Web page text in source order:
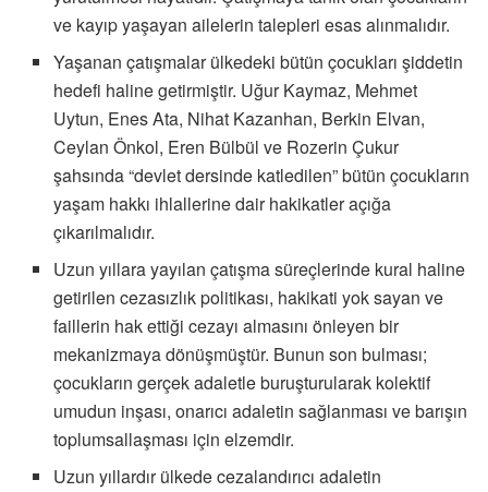
ve kayıp yaşayan ailelerin talepleri esas alınmalıdır.
Yaşanan çatışmalar ülkedeki bütün çocukları şiddetin
hedefi haline getirmiştir. Uğur Kaymaz, Mehmet
Uytun, Enes Ata, Nihat Kazanhan, Berkin Elvan,
Ceylan Önkol, Eren Bülbül ve Rozerin Çukur
şahsında “devlet dersinde katledilen” bütün çocukların
yaşam hakkı ihlallerine dair hakikatler açığa
çıkarılmalıdır.
Uzun yıllara yayılan çatışma süreçlerinde kural haline
getirilen cezasızlık politikası, hakikati yok sayan ve
faillerin hak ettiği cezayı almasını önleyen bir
mekanizmaya dönüşmüştür. Bunun son bulması;
çocukların gerçek adaletle buruşturularak kolektif
umudun inşası, onarıcı adaletin sağlanması ve barışın
toplumsallaşması için elzemdir.
Uzun yıllardır ülkede cezalandırıcı adaletin